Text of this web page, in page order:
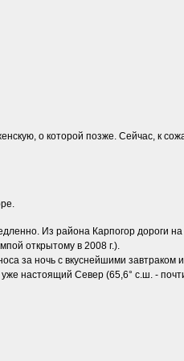
о которой позже. Сейчас, к
Из района Карпогор дороги
открытому в 2008 г.).
за ночь с вкуснейшими
настоящий Север (65,6° с.ш. -